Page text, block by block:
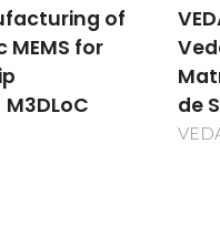
Anéis
e
(Nitreto